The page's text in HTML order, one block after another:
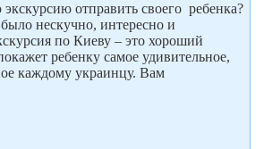
отправить своего ребенка?
нескучно, интересно и
по Киеву – это хороший
ребенку самое удивительное,
каждому украинцу. Вам